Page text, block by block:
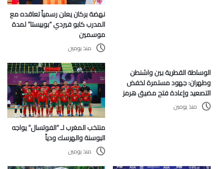
نهضة بركان يعلن رسمياً تعاقده مع
المدرب كابو فيردي “بوبيستا” لمدة
موسمين
منذ يومين
الوساطة القطرية بين واشنطن
وطهران: جهود مستمرة لخفض
التصعيد وإعادة فتح مضيق هرمز
منذ يومين
منتخب المغرب لـ “الفوتسال” يواجه
البوسنة والهرسك ودياً
منذ يومين